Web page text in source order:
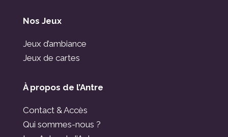
Nos Jeux
Jeux d’ambiance
Jeux de cartes
À propos de l’Antre
Contact & Accès
Qui sommes-nous ?